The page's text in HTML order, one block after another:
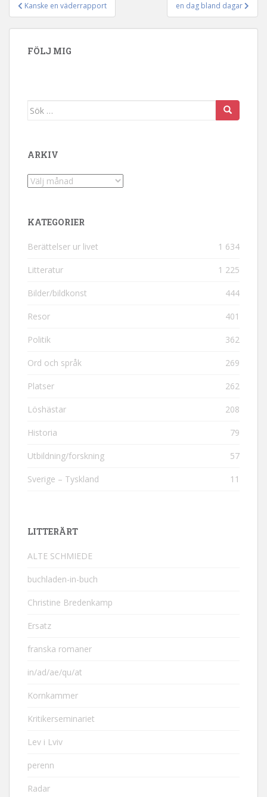
Inläggsnavigering
Kanske en väderrapport en dag bland dagar
FÖLJ MIG
Sök efter:
ARKIV
Arkiv
KATEGORIER
Berättelser ur livet 1 634
Litteratur 1 225
Bilder/bildkonst 444
Resor 401
Politik 362
Ord och språk 269
Platser 262
Löshästar 208
Historia 79
Utbildning/forskning 57
Sverige – Tyskland 11
LITTERÄRT
ALTE SCHMIEDE
buchladen-in-buch
Christine Bredenkamp
Ersatz
franska romaner
in/ad/ae/qu/at
Kornkammer
Kritikerseminariet
Lev i Lviv
perenn
Radar